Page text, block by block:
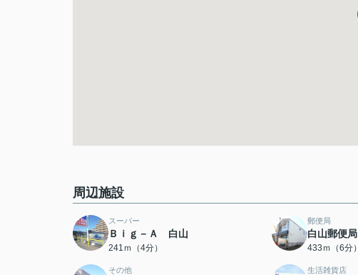
周辺施設
スーパー
Ｂｉｇ－Ａ 白山
241ｍ（4分）
郵便局
白山郵便局
433ｍ（6分）
その他 生活雑貨店